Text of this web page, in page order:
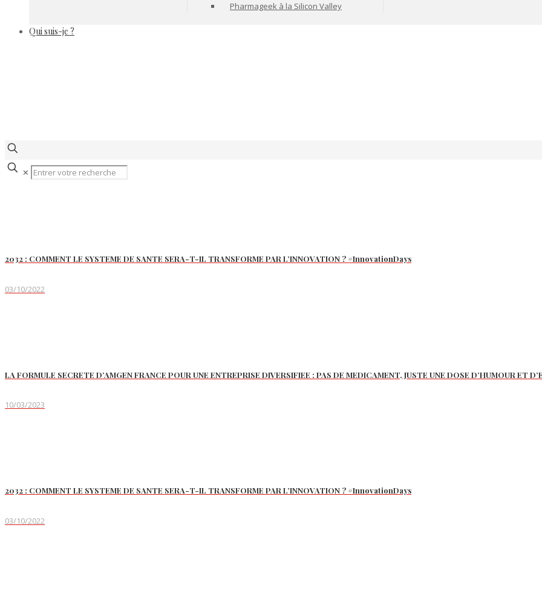
Pharmageek à la Silicon Valley
Qui suis-je ?
✕
2032 : COMMENT LE SYSTEME DE SANTE SERA-T-IL TRANSFORME PAR L’INNOVATION ? #InnovationDays
03/10/2022
LA FORMULE SECRETE D’AMGEN FRANCE POUR UNE ENTREPRISE DIVERSIFIEE : PAS DE MEDICAMENT, JUSTE UNE DOSE D’HUMOUR ET
10/03/2023
2032 : COMMENT LE SYSTEME DE SANTE SERA-T-IL TRANSFORME PAR L’INNOVATION ? #InnovationDays
03/10/2022